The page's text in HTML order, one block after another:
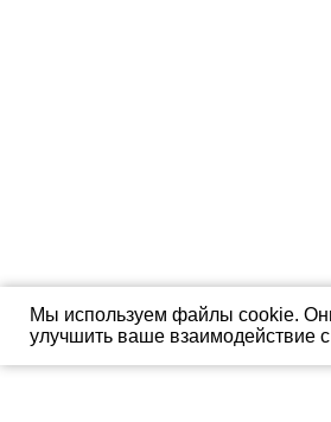
Мы используем файлы cookie.
улучшить ваше взаимодействие